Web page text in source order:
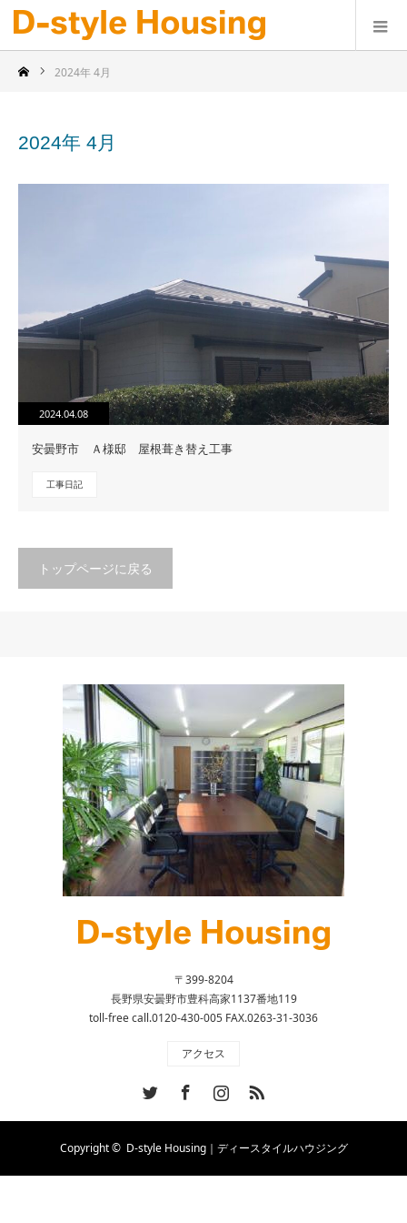
2024年 4月
2024年 4月
2024.04.08
安曇野市 Ａ様邸 屋根葺き替え工事
工事日記
トップページに戻る
〒399-8204
長野県安曇野市豊科高家1137番地119
toll-free call.0120-430-005 FAX.0263-31-3036
アクセス
InstagramRSS
Copyright © D-style Housing｜ディースタイルハウジング